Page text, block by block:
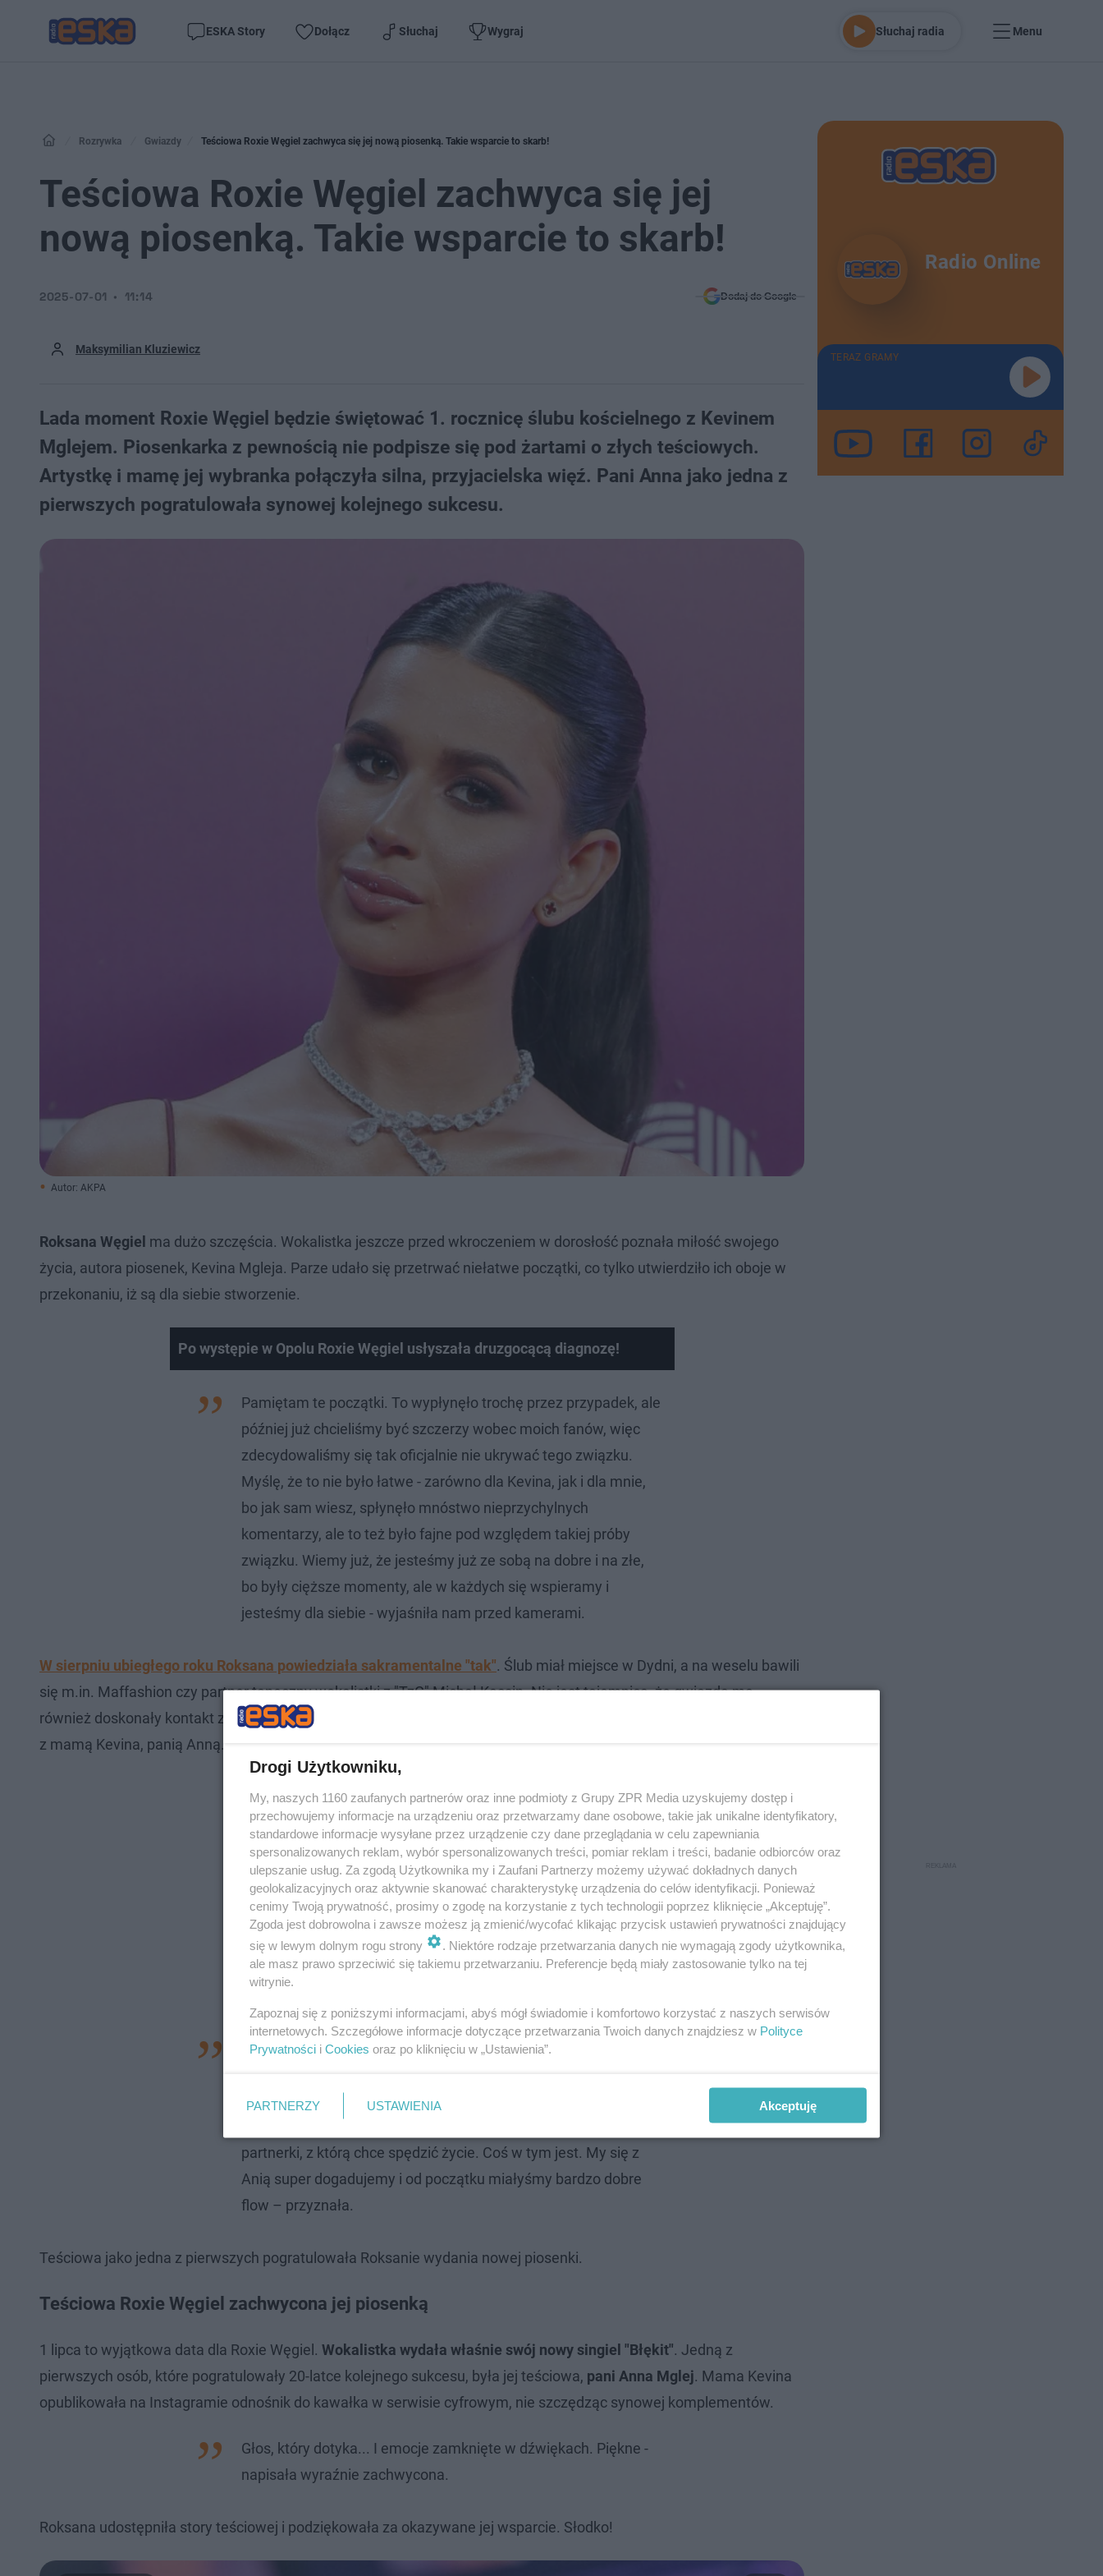
ESKA Story Dołącz Słuchaj Wygraj Słuchaj radia Menu
Rozrywka Gwiazdy Teściowa Roxie Węgiel zachwyca się jej nową piosenką. Takie wsparcie to skarb!
Teściowa Roxie Węgiel zachwyca się jej
nową piosenką. Takie wsparcie to skarb!
Maksymilian Kluziewicz
2025-07-01 11:14 Dodaj do Google
Lada moment Roxie Węgiel będzie świętować 1. rocznicę ślubu kościelnego z Kevinem
Mglejem. Piosenkarka z pewnością nie podpisze się pod żartami o złych teściowych.
Artystkę i mamę jej wybranka połączyła silna, przyjacielska więź. Pani Anna jako jedna z
pierwszych pogratulowała synowej kolejnego sukcesu.
Autor: AKPA
Roksana Węgiel ma dużo szczęścia. Wokalistka jeszcze przed wkroczeniem w dorosłość poznała miłość swojego
życia, autora piosenek, Kevina Mgleja. Parze udało się przetrwać niełatwe początki, co tylko utwierdziło ich oboje w
przekonaniu, iż są dla siebie stworzenie.
Po występie w Opolu Roxie Węgiel usłyszała druzgocącą diagnozę!
Pamiętam te początki. To wypłynęło trochę przez przypadek, ale
później już chcieliśmy być szczerzy wobec moich fanów, więc
zdecydowaliśmy się tak oficjalnie nie ukrywać tego związku.
Myślę, że to nie było łatwe - zarówno dla Kevina, jak i dla mnie,
bo jak sam wiesz, spłynęło mnóstwo nieprzychylnych
komentarzy, ale to też było fajne pod względem takiej próby
związku. Wiemy już, że jesteśmy już ze sobą na dobre i na złe,
bo były cięższe momenty, ale w każdych się wspieramy i
jesteśmy dla siebie - wyjaśniła nam przed kamerami.
W sierpniu ubiegłego roku Roksana powiedziała sakramentalne "tak". Ślub miał miejsce w Dydni, a na weselu bawili
się m.in. Maffashion czy partner taneczny wokalistki z "TzG" Michał Kassin. Nie jest tajemnicą, że gwiazda ma
również doskonały kontakt ze swoimi teściami. W rozmowie z Eską przyznała, iż szczególnie bliska więź połączyła ją
z mamą Kevina, panią Anną.
Jest wspaniałą kobietą i jest mi bardzo bliska. My też mamy
fakcie, jak już wziął ze mną ślub. Ale tak się mówi, że
partnerki, z którą chce spędzić życie. Coś w tym jest. My się z
Anią super dogadujemy i od początku miałyśmy bardzo dobre
flow – przyznała.
Teściowa jako jedna z pierwszych pogratulowała Roksanie wydania nowej piosenki.
Teściowa Roxie Węgiel zachwycona jej piosenką
1 lipca to wyjątkowa data dla Roxie Węgiel. Wokalistka wydała właśnie swój nowy singiel "Błękit". Jedną z
pierwszych osób, które pogratulowały 20-latce kolejnego sukcesu, była jej teściowa, pani Anna Mglej. Mama Kevina
opublikowała na Instagramie odnośnik do kawałka w serwisie cyfrowym, nie szczędząc synowej komplementów.
Głos, który dotyka... I emocje zamknięte w dźwiękach. Piękne -
napisała wyraźnie zachwycona.
Roksana udostępniła story teściowej i podziękowała za okazywane jej wsparcie. Słodko!
Radio Online
TERAZ GRAMY
Drogi Użytkowniku,
My, naszych 1160 zaufanych partnerów oraz inne podmioty z Grupy ZPR Media uzyskujemy dostęp i
przechowujemy informacje na urządzeniu oraz przetwarzamy dane osobowe, takie jak unikalne identyfikatory,
standardowe informacje wysyłane przez urządzenie czy dane przeglądania w celu zapewniania
spersonalizowanych reklam, wybór spersonalizowanych treści, pomiar reklam i treści, badanie odbiorców oraz
ulepszanie usług. Za zgodą Użytkownika my i Zaufani Partnerzy możemy używać dokładnych danych
geolokalizacyjnych oraz aktywnie skanować charakterystykę urządzenia do celów identyfikacji. Ponieważ
cenimy Twoją prywatność, prosimy o zgodę na korzystanie z tych technologii poprzez kliknięcie „Akceptuję”.
Zgoda jest dobrowolna i zawsze możesz ją zmienić/wycofać klikając przycisk ustawień prywatności znajdujący
się w lewym dolnym rogu strony
. Niektóre rodzaje przetwarzania danych nie wymagają zgody użytkownika,
ale masz prawo sprzeciwić się takiemu przetwarzaniu. Preferencje będą miały zastosowanie tylko na tej
witrynie.
Zapoznaj się z poniższymi informacjami, abyś mógł świadomie i komfortowo korzystać z naszych serwisów
internetowych. Szczegółowe informacje dotyczące przetwarzania Twoich danych znajdziesz w Polityce
Prywatności i Cookies oraz po kliknięciu w „Ustawienia”.
PARTNERZY USTAWIENIA Akceptuję